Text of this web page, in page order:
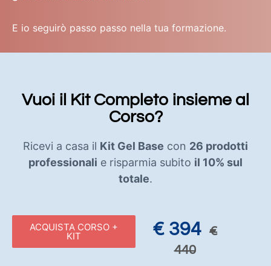
E io seguirò passo passo nella tua formazione.
Vuoi il Kit Completo insieme al
Corso?
Ricevi a casa il Kit Gel Base con 26 prodotti
professionali e risparmia subito il 10% sul
totale.
ACQUISTA CORSO +
KIT € 394 €
440